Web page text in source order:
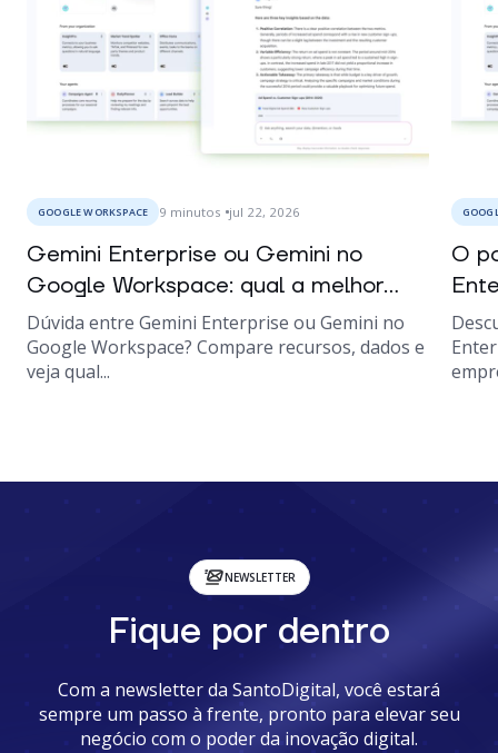
GOOGLE WORKSPACE 9 minutos jul 22, 2026
Gemini Enterprise ou Gemini no
Google Workspace: qual a melhor...
Dúvida entre Gemini Enterprise ou Gemini no
Google Workspace? Compare recursos, dados e
veja qual...
O
NEWSLETTER
Fique por dentro
Com a newsletter da SantoDigital, você estará
sempre um passo à frente, pronto para elevar seu
negócio com o poder da inovação digital.